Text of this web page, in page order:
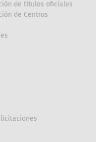
de títulos oficiales
de Centros